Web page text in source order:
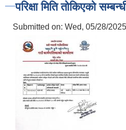
परिक्षा मिति तोकिएको
Submitted on: Wed, 05/28/